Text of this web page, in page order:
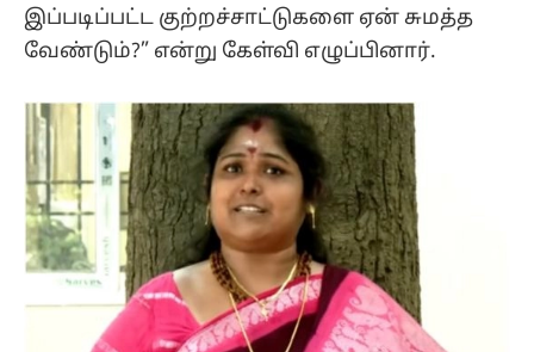
இப்படிப்பட்ட குற்றச்சாட்டுகளை ஏன் சுமத்த
வேண்டும்?” என்று கேள்வி எழுப்பினார்.